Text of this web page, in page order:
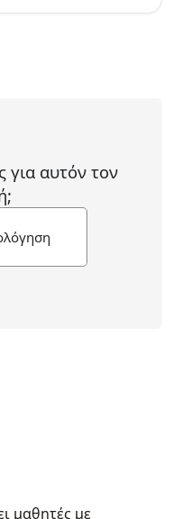
για αυτόν τον
μαθητές με